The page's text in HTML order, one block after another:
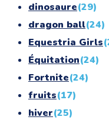
dinosaure(29)
dragon ball(24)
Equestria Girls
Équitation(24)
Fortnite(24)
fruits(17)
hiver(25)